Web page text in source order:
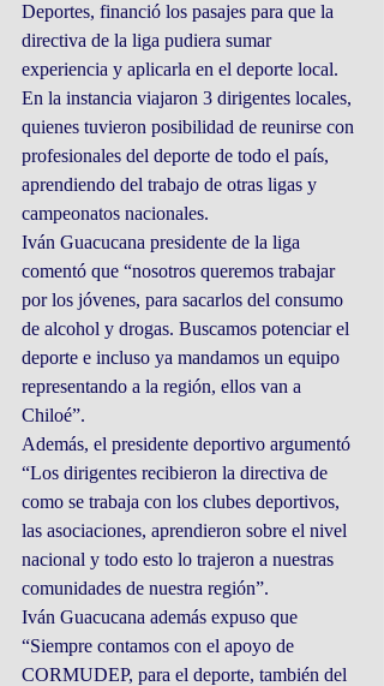
Deportes, financió los pasajes para que la
directiva de la liga pudiera sumar
experiencia y aplicarla en el deporte local.
En la instancia viajaron 3 dirigentes locales,
quienes tuvieron posibilidad de reunirse con
profesionales del deporte de todo el país,
aprendiendo del trabajo de otras ligas y
campeonatos nacionales.
Iván Guacucana presidente de la liga
comentó que “nosotros queremos trabajar
por los jóvenes, para sacarlos del consumo
de alcohol y drogas. Buscamos potenciar el
deporte e incluso ya mandamos un equipo
representando a la región, ellos van a
Chiloé”.
Además, el presidente deportivo argumentó
“Los dirigentes recibieron la directiva de
como se trabaja con los clubes deportivos,
las asociaciones, aprendieron sobre el nivel
nacional y todo esto lo trajeron a nuestras
comunidades de nuestra región”.
Iván Guacucana además expuso que
“Siempre contamos con el apoyo de
CORMUDEP, para el deporte, también del